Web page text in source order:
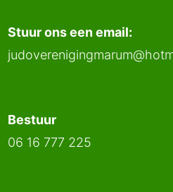
Stuur ons een email:
Bestuur
06 16 777 225